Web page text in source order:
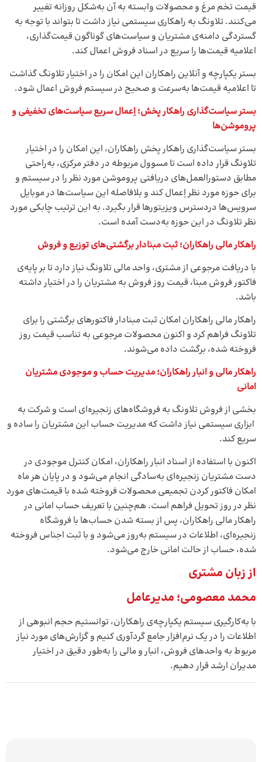
قیمت تخم مرغ و محصولات وابسته به آن به‌شکل روزانه تغییر
می‌کنند. تلاونگ به راهکاری سیستمی نیاز داشت تا بتواند با توجه به
گستردگی دامنه‌ی مشتریان و سیاست‌های گوناگون قیمت‌گذاری،
اعلامیه قیمت‌ها را سریع در اسناد فروش اعمال کند.
بستر یکپارچه و آنلاین راهکاران این امکان را در اختیار تلاونگ گذاشت
تا اعلامیه قیمت‌ها به‌سرعت و صحیح در سیستم فروش اعمال شود.
بستر سیاست‌گذاری راهکار پخش؛ اِعمال سریع سیاست‌های تخفیفی و
پروموشن‌ها
بستر سیاست‌گذاری راهکار پخش راهکاران، این امکان را در اختیار
تلاونگ قرار داده است تا مسوول مربوطه در دفتر مرکزی، به‌راحتی
مطابق دستورالعمل‌های دریافتی پروموشن مورد نظر را در سیستم و
برای حوزه مورد نظر اِعمال کند و بلافاصله این سیاست‌ها در موبایل
سرویس‌ها دردسترس ویزیتورها قرار بگیرد. به این ترتیب چابکی مورد
نظر تلاونگ در این حوزه به‌دست آمده است.
راهکار مالی راهکاران؛ ثبت مبنادار برگشتی‌های توزیع و فروش
با دریافت مرجوعی از مشتری، واحد مالی تلاونگ نیاز دارد تا بر پایه‌ی
فاکتور فروش مبنا، قیمت روز فروش به مشتریان را در اختیار داشته
باشد.
راهکار مالی راهکاران امکان ثبت مبنادار فاکتورهای برگشتی را برای
تلاونگ فراهم کرد و اکنون محصولات مرجوعی به تناسب قیمت روز
فروخته شده، برگشت داده می‌شوند.
راهکار مالی و انبار راهکاران؛ مدیریت حساب و موجودی مشتریان
امانی
بخشی از فروش تلاونگ به فروشگاه‌های زنجیره‌ای است و شرکت به
ابزاری سیستمی نیاز داشت که مدیریت حساب این مشتریان را ساده و
سریع کند.
اکنون با استفاده از اسناد انبار راهکاران، امکان کنترل موجودی در
دست مشتریان زنجیره‌ای به‌سادگی انجام می‌شود و در پایان هر ماه
امکان فاکتور کردن تجمیعی محصولات فروخته شده با قیمت‌های مورد
نظر در روز تحویل فراهم است. هم‌چنین با تعریف حساب امانی در
راهکار مالی راهکاران، پس از بسته شدن حساب‌ها با فروشگاه
زنجیره‌ای، اطلاعات در سیستم به‌روز می‌شود و با ثبت اجناس فروخته
شده، حساب از حالت امانی خارج می‌شود.
از زبان مشتری
محمد معصومی؛ مدیرعامل
با به‌کارگیری سیستم یکپارچه‌ی راهکاران، توانستیم حجم انبوهی از
اطلاعات را در یک نرم‌افزار جامع گردآوری کنیم و گزارش‌های مورد نیاز
مربوط به واحدهای فروش، انبار و مالی را به‌طور دقیق در اختیار
مدیران ارشد قرار دهیم.